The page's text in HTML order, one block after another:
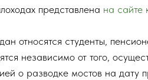
представлена на сайте
относятся студенты,
независимо от того,
о разводке мостов на дату